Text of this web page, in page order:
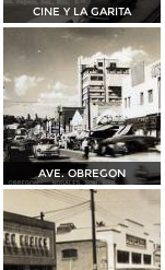
CINE Y LA GARITA
AVE. OBREGON